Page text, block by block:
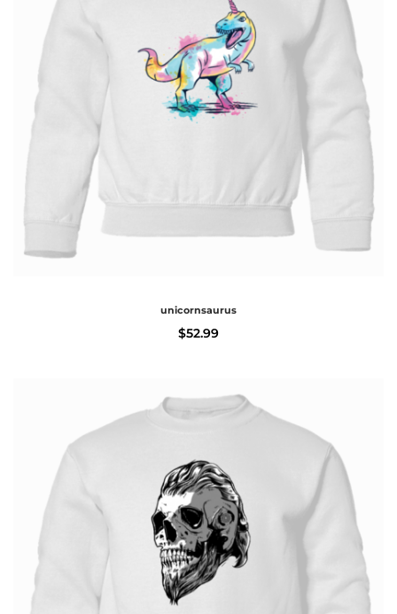
unicornsaurus
$52.99